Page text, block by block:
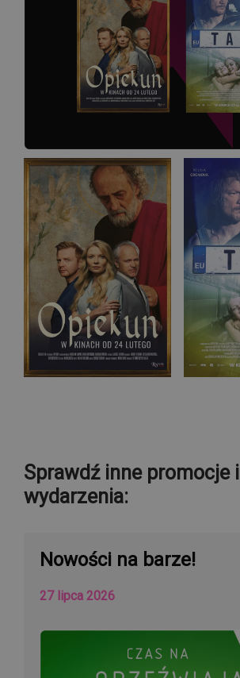
Sprawdź inne promocje i
wydarzenia:
Nowości na barze!
27 lipca 2026